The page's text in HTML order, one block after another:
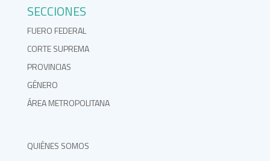
SECCIONES
FUERO FEDERAL
CORTE SUPREMA
PROVINCIAS
GÉNERO
ÁREA METROPOLITANA
QUIÉNES SOMOS